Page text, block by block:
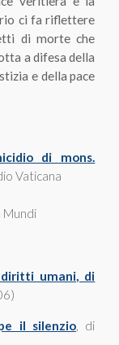
ci fa riflettere
di morte che
a difesa della
e della pace
di mons.
Vaticana
Mundi
diritti umani, di
il silenzio, di